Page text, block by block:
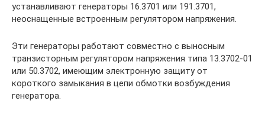
устанавливают генераторы 16.3701 или 191.3701,
неоснащенные встроенным регулятором напряжения.
Эти генераторы работают совместно с выносным
транзисторным регулятором напряжения типа 13.3702-01
или 50.3702, имеющим электронную защиту от
короткого замыкания в цепи обмотки возбуждения
генератора.